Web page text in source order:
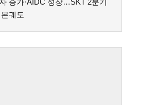
증가·AIDC 성장…SKT 2분기
궤도